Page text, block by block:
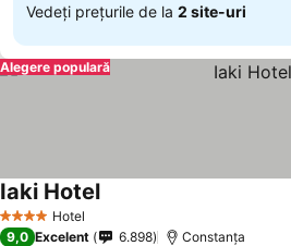
Vedeți prețurile de la 2 site-uri
Alegere populară
4 Stele Hotel
Iaki Hotel
9,0 Excelent 6.898 Constanța